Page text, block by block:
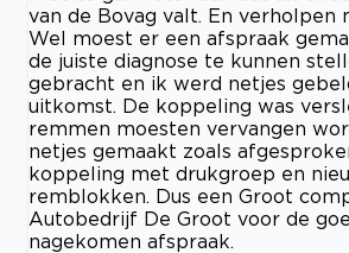
van de Bovag valt. En verholpen
Wel moest er een afspraak
de juiste diagnose te kunnen
gebracht en ik werd netjes
uitkomst. De koppeling was
remmen moesten vervangen
netjes gemaakt zoals
koppeling met drukgroep en
remblokken. Dus een Groot
Autobedrijf De Groot voor de
nagekomen afspraak.